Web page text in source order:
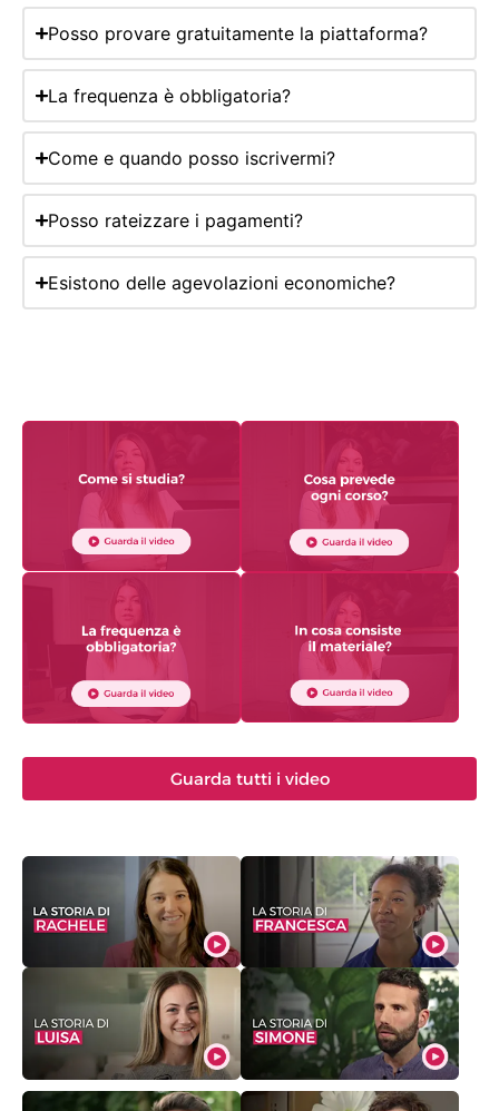
Posso provare gratuitamente la piattaforma?
La frequenza è obbligatoria?
Come e quando posso iscrivermi?
Posso rateizzare i pagamenti?
Esistono delle agevolazioni economiche?
Guarda tutti i video